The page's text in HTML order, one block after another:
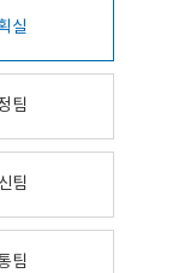
실
팀
팀
팀